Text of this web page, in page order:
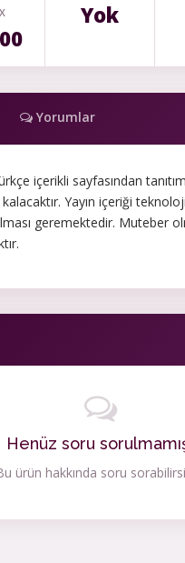
Yok
Yorumlar
içerikli sayfasından
Yayın içeriği teknoloji
geremektedir. Muteber
Henüz soru
ürün hakkında soru